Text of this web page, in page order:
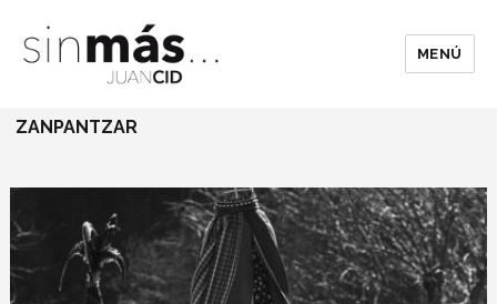
MENÚ
ZANPANTZAR